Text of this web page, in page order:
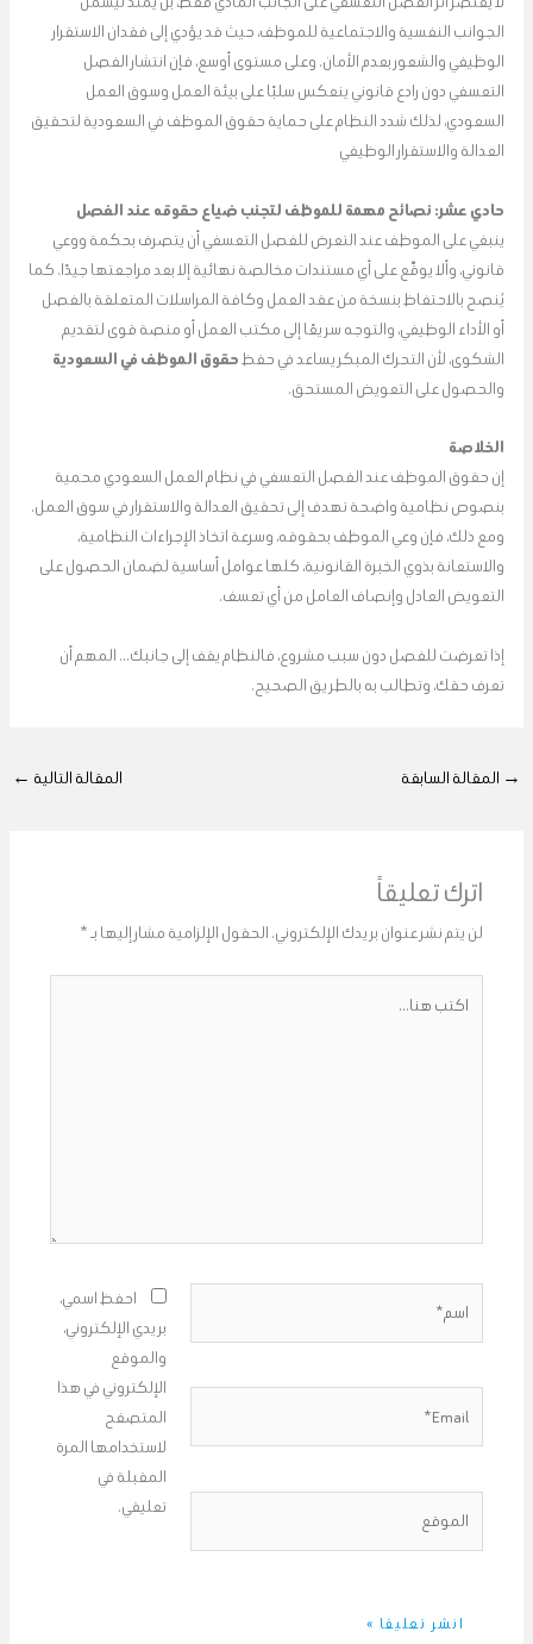
الجوانب النفسية والاجتماعية للموظف، حيث قد يؤدي إلى فقدان الاستقرار
الوظيفي والشعور بعدم الأمان. وعلى مستوى أوسع، فإن انتشار الفصل
التعسفي دون رادع قانوني ينعكس سلبًا على بيئة العمل وسوق العمل
السعودي، لذلك شدد النظام على حماية حقوق الموظف في السعودية لتحقيق
العدالة والاستقرار الوظيفي
حادي عشر: نصائح مهمة للموظف لتجنب ضياع حقوقه عند الفصل
ينبغي على الموظف عند التعرض للفصل التعسفي أن يتصرف بحكمة ووعي
قانوني، وألا يوقّع على أي مستندات مخالصة نهائية إلا بعد مراجعتها جيدًا. كما
يُنصح بالاحتفاظ بنسخة من عقد العمل وكافة المراسلات المتعلقة بالفصل
أو الأداء الوظيفي، والتوجه سريعًا إلى مكتب العمل أو منصة قوى لتقديم
الشكوى، لأن التحرك المبكر يساعد في حفظحقوق الموظف في السعودية
والحصول على التعويض المستحق.
الخلاصة
إن حقوق الموظف عند الفصل التعسفي في نظام العمل السعودي محمية
بنصوص نظامية واضحة تهدف إلى تحقيق العدالة والاستقرار في سوق العمل.
ومع ذلك، فإن وعي الموظف بحقوقه، وسرعة اتخاذ الإجراءات النظامية،
والاستعانة بذوي الخبرة القانونية، كلها عوامل أساسية لضمان الحصول على
التعويض العادل وإنصاف العامل من أي تعسف.
إذا تعرضت للفصل دون سبب مشروع، فالنظام يقف إلى جانبك… المهم أن
تعرف حقك، وتطالب به بالطريق الصحيح.
→ المقالة السابقة المقالة التالية ←
اترك تعليقاً
لن يتم نشر عنوان بريدك الإلكتروني. الحقول الإلزامية مشار إليها بـ*
احفظ اسمي،
بريدي الإلكتروني،
والموقع
الإلكتروني في هذا
المتصفح
لاستخدامها المرة
المقبلة في
تعليقي.